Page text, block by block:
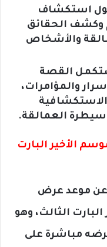
استكشاف
وكشف الحقائق
والأشخاص
القصة
والمؤامرات،
الاستكشافية
سيطرة العمالقة.
الأخير البارت
عن موعد عرض
الثالث، وهو
أن يتم عرضه مباشرة على